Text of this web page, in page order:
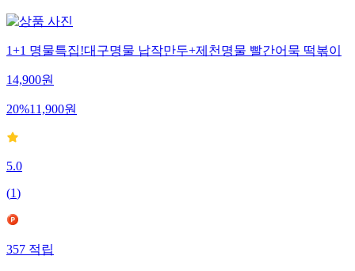
1+1 명물특집!대구명물 납작만두+제천명물 빨간어묵 떡볶이
14,900원
20%11,900원
5.0
(1)
357 적립